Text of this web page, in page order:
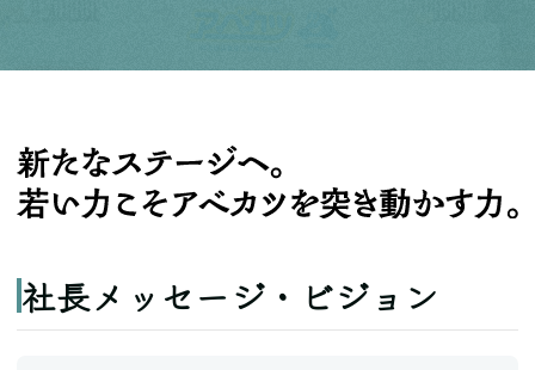
社長メッセージ・ビジョン